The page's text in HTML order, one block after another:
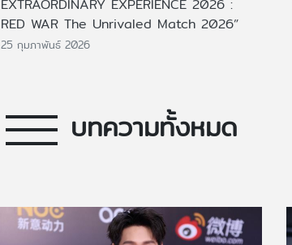
EXTRAORDINARY EXPERIENCE 2026 :
RED WAR The Unrivaled Match 2026”
25 กุมภาพันธ์ 2026
บทความทั้งหมด